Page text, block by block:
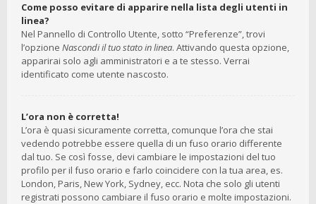
Come posso evitare di apparire nella lista degli utenti in
linea?
Nel Pannello di Controllo Utente, sotto “Preferenze”, trovi
l’opzione Nascondi il tuo stato in linea. Attivando questa opzione,
apparirai solo agli amministratori e a te stesso. Verrai
identificato come utente nascosto.
L’ora non è corretta!
L’ora è quasi sicuramente corretta, comunque l’ora che stai
vedendo potrebbe essere quella di un fuso orario differente
dal tuo. Se così fosse, devi cambiare le impostazioni del tuo
profilo per il fuso orario e farlo coincidere con la tua area, es.
London, Paris, New York, Sydney, ecc. Nota che solo gli utenti
registrati possono cambiare il fuso orario e molte impostazioni.